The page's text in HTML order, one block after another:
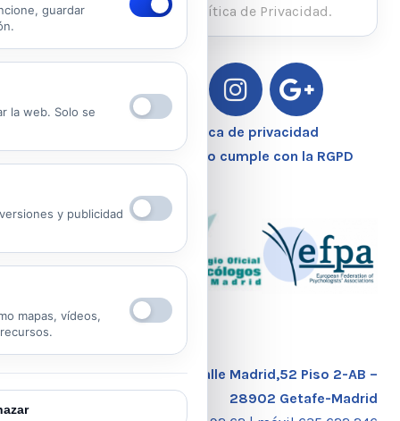
portabilidad escribiendo al email legal indicado.
Ver Política de Cookies
He leído y acepto la Política de Privacidad.
Aviso Legal – Política de privacidad
Nuestro Centro Sanitario cumple con la RGPD
Calle Madrid,52 Piso 2-AB –
28902 Getafe-Madrid
guardar
la web. Solo se
y publicidad
mapas, vídeos,